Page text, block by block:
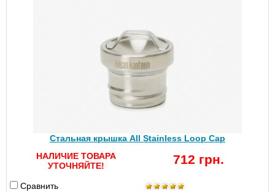
Стальная крышка All Stainless Loop Cap
НАЛИЧИЕ ТОВАРА
УТОЧНЯЙТЕ!
712 грн.
Сравнить